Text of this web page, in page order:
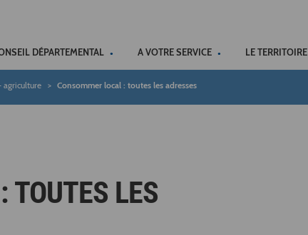
DÉPARTEMENTAL A VOTRE SERVICE LE TERRITOIRE
agriculture Consommer local : toutes les adresses
TOUTES LES